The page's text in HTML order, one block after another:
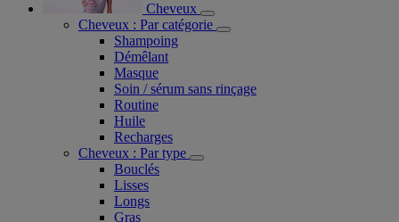
Cheveux
Cheveux : Par catégorie
Shampoing
Démêlant
Masque
Soin / sérum sans rinçage
Routine
Huile
Recharges
Cheveux : Par type
Bouclés
Lisses
Longs
Gras